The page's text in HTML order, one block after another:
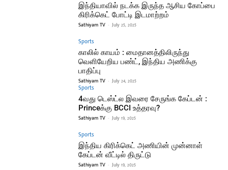
இந்தியாவில் நடக்க இருந்த ஆசிய கோப்பை
கிரிக்கெட் போட்டி இடமாற்றம்
Sathiyam TV - July 25, 2025
Sports
காலில் காயம் : மைதானத்திலிருந்து
வெளியேறிய பண்ட், இந்திய அணிக்கு
பாதிப்பு
Sathiyam TV - July 24, 2025
Sports
4வது டெஸ்ட்ல இவரை சேருங்க கேப்டன் :
Princeக்கு BCCI உத்தரவு?
Sathiyam TV - July 19, 2025
Sports
இந்திய கிரிக்கெட் அணியின் முன்னாள்
கேப்டன் வீட்டில் திருட்டு
Sathiyam TV - July 19, 2025